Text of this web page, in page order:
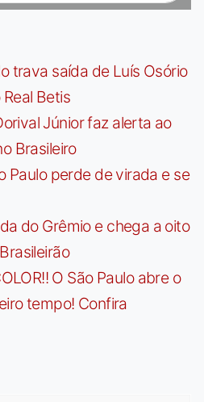
trava saída de Luís Osório
Betis
Júnior faz alerta ao
Brasileiro
Paulo perde de virada e se
do Grêmio e chega a oito
O São Paulo abre o
tempo! Confira